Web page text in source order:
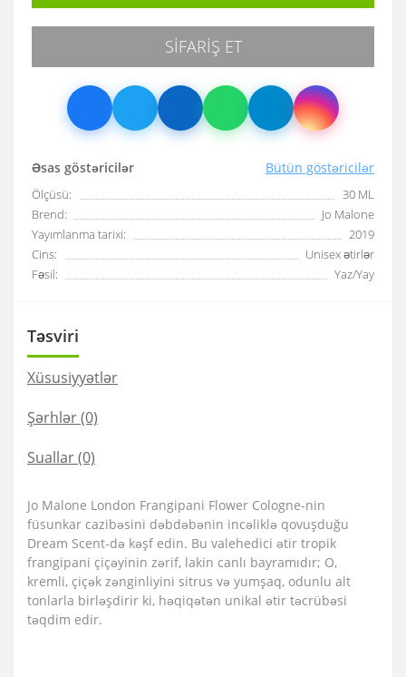
Əsas göstəricilər Bütün göstəricilər
Ölçüsü:
30 ML
Brend:
Jo Malone
Yayımlanma tarixi:
2019
Cins:
Unisex ətirlər
Fəsil:
Yaz/Yay
SIFARIŞ ET
Təsviri
Xüsusiyyətlər
Şərhlər (0)
Suallar(0)
Jo Malone London Frangipani Flower Cologne-nin
füsunkar cazibəsini dəbdəbənin incəliklə qovuşduğu
Dream Scent-də kəşf edin. Bu valehedici ətir tropik
frangipani çiçəyinin zərif, lakin canlı bayramıdır; O,
kremli, çiçək zənginliyini sitrus və yumşaq, odunlu alt
tonlarla birləşdirir ki, həqiqətən unikal ətir təcrübəsi
təqdim edir.